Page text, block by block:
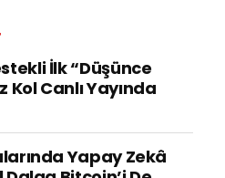
İlk “Düşünce
Canlı Yayında
Yapay Zekâ